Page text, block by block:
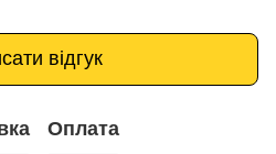
відгук
Оплата